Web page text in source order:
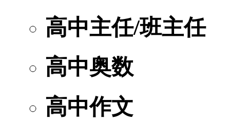
高中主任/班主任
高中奥数
高中作文